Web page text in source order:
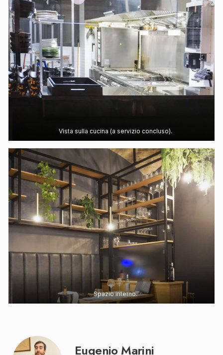
Vista sulla cucina (a servizio concluso).
Spazio interno.
Eugenio Marini